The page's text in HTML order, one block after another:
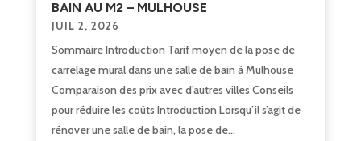
BAIN AU M2 – MULHOUSE
JUIL 2, 2026
Sommaire Introduction Tarif moyen de la pose de
carrelage mural dans une salle de bain à Mulhouse
Comparaison des prix avec d’autres villes Conseils
pour réduire les coûts Introduction Lorsqu’il s’agit de
rénover une salle de bain, la pose de...